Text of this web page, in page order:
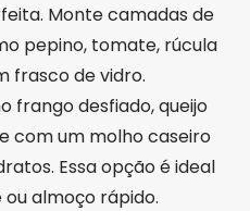
Monte camadas de
pepino, tomate, rúcula
frasco de vidro.
frango desfiado, queijo
com um molho caseiro
Essa opção é ideal
almoço rápido.